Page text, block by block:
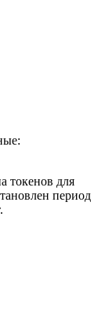
токенов для
период